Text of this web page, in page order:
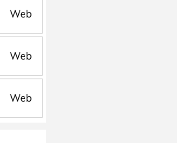
Web
Web
Web